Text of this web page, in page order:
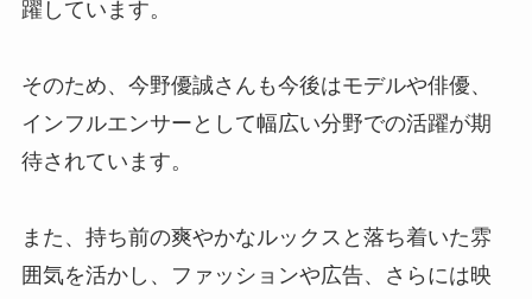
躍しています。
そのため、今野優誠さんも今後はモデルや俳優、
インフルエンサーとして幅広い分野での活躍が期
待されています。
また、持ち前の爽やかなルックスと落ち着いた雰
囲気を活かし、ファッションや広告、さらには映